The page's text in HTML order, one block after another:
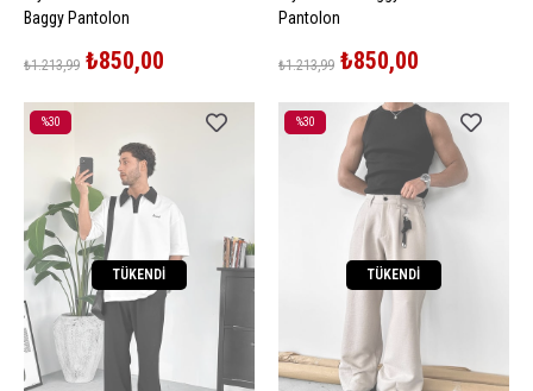
Baggy Pantolon
₺850,00
₺1.213,99
Pantolon
₺850,00
₺1.213,99
%30
%30İndirim
TÜKENDI
%30
%30İndirim
TÜKENDI